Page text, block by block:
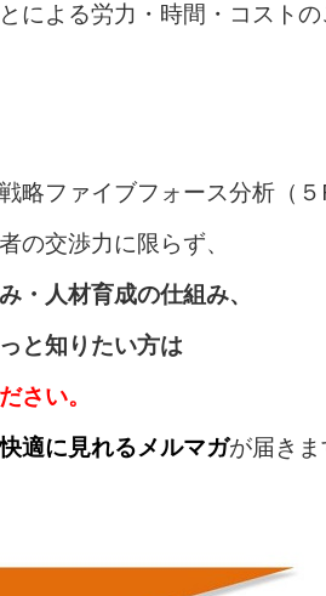
よる労力・時間・コストの
略ファイブフォース分析（
の交渉力に限らず、
・人材育成の仕組み、
と知りたい方は
さい。
適に見れるメルマガが届きま